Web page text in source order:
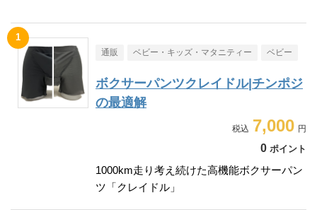
通販 ベビー・キッズ・マタニティー ベビー
ボクサーパンツクレイドル|チンポジ
の最適解
7,000
0 ポイント
1000km走り考え続けた高機能ボクサーパン
ツ「クレイドル」